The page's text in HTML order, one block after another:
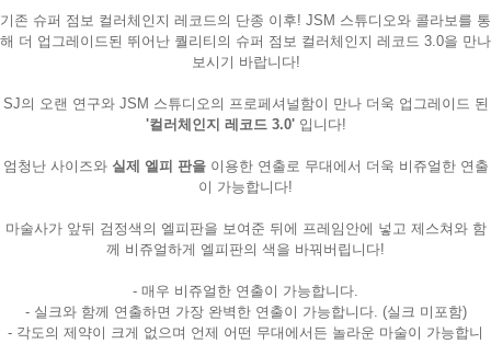
기존 슈퍼 점보 컬러체인지 레코드의 단종 이후! JSM 스튜디오와 콜라보를 통
해 더 업그레이드된 뛰어난 퀄리티의 슈퍼 점보 컬러체인지 레코드 3.0을 만나
보시기 바랍니다!
SJ의 오랜 연구와 JSM 스튜디오의 프로페셔널함이 만나 더욱 업그레이드 된
'컬러체인지 레코드 3.0' 입니다!
엄청난 사이즈와 실제 엘피 판을이용한 연출로 무대에서 더욱 비쥬얼한 연출
이 가능합니다!
마술사가 앞뒤 검정색의 엘피판을 보여준 뒤에 프레임안에 넣고 제스쳐와 함
께 비쥬얼하게 엘피판의 색을 바꿔버립니다!
- 매우 비쥬얼한 연출이 가능합니다.
- 실크와 함께 연출하면 가장 완벽한 연출이 가능합니다. (실크 미포함)
- 각도의 제약이 크게 없으며 언제 어떤 무대에서든 놀라운 마술이 가능합니